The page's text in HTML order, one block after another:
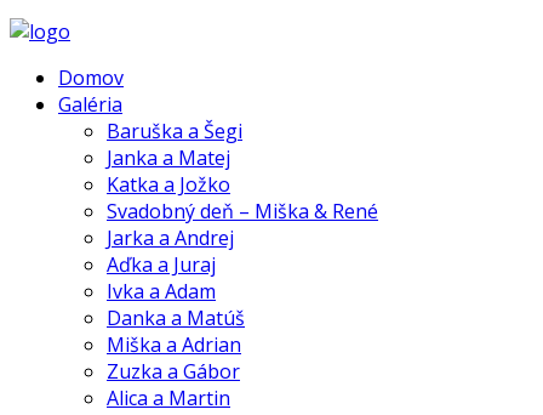
Domov
Galéria
Baruška a Šegi
Janka a Matej
Katka a Jožko
Svadobný deň – Miška & René
Jarka a Andrej
Aďka a Juraj
Ivka a Adam
Danka a Matúš
Miška a Adrian
Zuzka a Gábor
Alica a Martin